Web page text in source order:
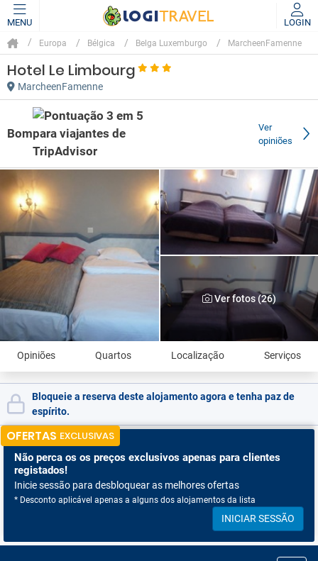
MENU LOGIN
Europa Bélgica Belga Luxemburgo MarcheenFamenne
Hotel Le Limbourg
MarcheenFamenne
Bom
Ver
opiniões
Ver fotos (26)
Opiniões Quartos Localização Serviços
Bloqueie a reserva deste alojamento agora e tenha paz de
espírito.
OFERTAS EXCLUSIVAS
Não perca os os preços exclusivos apenas para clientes
registados!
Inicie sessão para desbloquear as melhores ofertas
* Desconto aplicável apenas a alguns dos alojamentos da lista
INICIAR SESSÃO